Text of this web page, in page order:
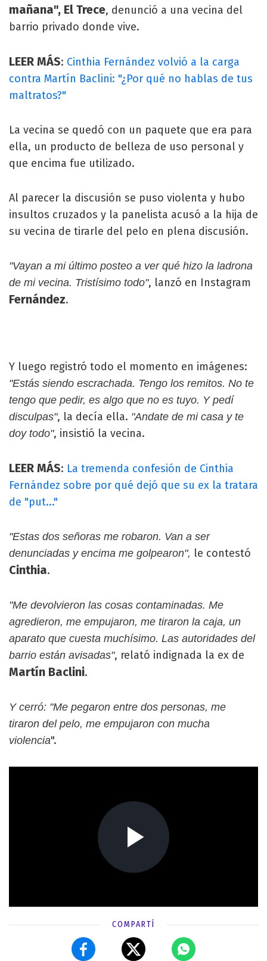
mañana", El Trece, denunció a una vecina del
barrio privado donde vive.
LEER MÁS: Cinthia Fernández volvió a la carga
contra Martín Baclini: "¿Por qué no hablas de tus
maltratos?"
La vecina se quedó con un paquete que era para
ella, un producto de belleza de uso personal y
que encima fue utilizado.
Al parecer la discusión se puso violenta y hubo
insultos cruzados y la panelista acusó a la hija de
su vecina de tirarle del pelo en plena discusión.
"Vayan a mi último posteo a ver qué hizo la ladrona
de mi vecina. Tristísimo todo", lanzó en Instagram
Fernández.
Y luego registró todo el momento en imágenes:
"Estás siendo escrachada. Tengo los remitos. No te
tengo que pedir, es algo que no es tuyo. Y pedí
disculpas", la decía ella. "Andate de mi casa y te
doy todo", insistió la vecina.
LEER MÁS: La tremenda confesión de Cinthia
Fernández sobre por qué dejó que su ex la tratara
de "put..."
"Estas dos señoras me robaron. Van a ser
denunciadas y encima me golpearon", le contestó
Cinthia.
"Me devolvieron las cosas contaminadas. Me
agredieron, me empujaron, me tiraron la caja, un
aparato que cuesta muchísimo. Las autoridades del
barrio están avisadas", relató indignada la ex de
Martín Baclini.
Y cerró: "Me pegaron entre dos personas, me
tiraron del pelo, me empujaron con mucha
violencia".
COMPARTÍ